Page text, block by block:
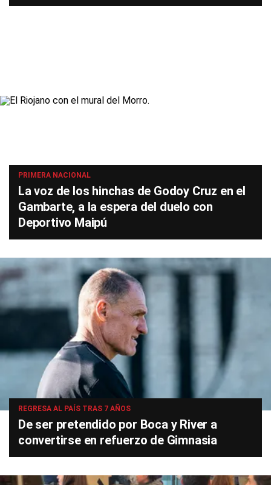
PRIMERA NACIONAL
La voz de los hinchas de Godoy Cruz en el
Gambarte, a la espera del duelo con
Deportivo Maipú
REGRESA AL PAÍS TRAS 7 AÑOS
De ser pretendido por Boca y River a
convertirse en refuerzo de Gimnasia